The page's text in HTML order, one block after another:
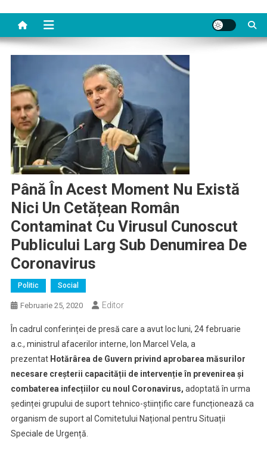
Până În Acest Moment Nu Există
Nici Un Cetățean Român
Contaminat Cu Virusul Cunoscut
Publicului Larg Sub Denumirea De
Coronavirus
Politic Social
Februarie 25, 2020 Editor
În cadrul conferinței de presă care a avut loc luni, 24 februarie
a.c., ministrul afacerilor interne, Ion Marcel Vela, a
prezentat Hotărârea de Guvern privind aprobarea măsurilor
necesare creșterii capacității de intervenție în prevenirea și
combaterea infecțiilor cu noul Coronavirus, adoptată în urma
ședinței grupului de suport tehnico-științific care funcționează ca
organism de suport al Comitetului Național pentru Situații
Speciale de Urgență.